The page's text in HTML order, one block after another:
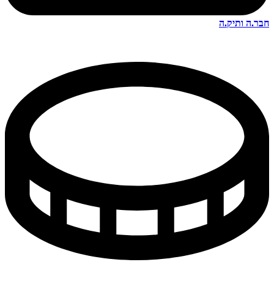
חבר.ה ותיק.ה